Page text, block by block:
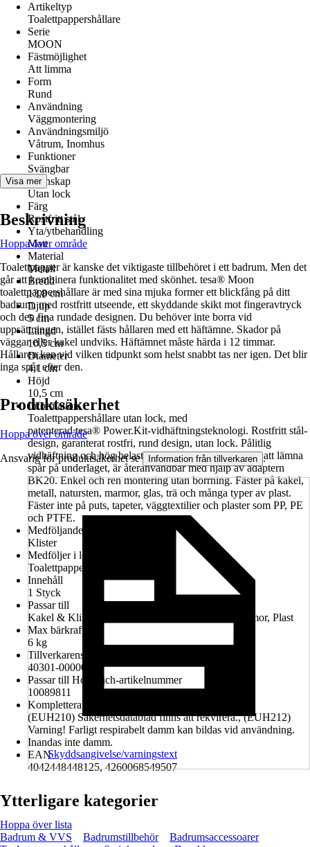
Artikeltyp
Toalettpappershållare
Serie
MOON
Fästmöjlighet
Att limma
Form
Rund
Användning
Väggmontering
Användningsmiljö
Våtrum, Inomhus
Funktioner
Svängbar
Egenskap
Utan lock
Färg
Rostfritt stål
Yta/ytbehandling
Matt
Material
Metall
Bredd
13,8 cm
Djup
5 cm
Längd
10,5 cm
Diameter
4,1 cm
Höjd
10,5 cm
Information
Toalettpappershållare utan lock, med
patenterad tesa® Power.Kit-vidhäftningsteknologi. Rostfritt stål-
design, garanterat rostfri, rund design, utan lock. Pålitlig
vidhäftning och hög belastbarhet. Kan avlägsnas utan att lämna
spår på underlaget, är återanvändbar med hjälp av adaptern
BK20. Enkel och ren montering utan borrning. Fäster på kakel,
metall, natursten, marmor, glas, trä och många typer av plast.
Fäster inte på puts, tapeter, väggtextilier och plaster som PP, PE
och PTFE.
Medföljande fästanordning
Klister
Medföljer i leveransen
Toalettpappershållare och fästkit
Innehåll
1 Styck
Passar till
Kakel & Klinker, Metall, Natursten, Glas, Trä, Marmor, Plast
Max bärkraft
6 kg
Tillverkarens artikelnummer
40301-00000-00
Passar till Hornbach-artikelnummer
10089811
Kompletterande faroinformation (EUH-fraser)
(EUH210) Säkerhetsdatablad finns att rekvirera., (EUH212)
Varning! Farligt respirabelt damm kan bildas vid användning.
Inandas inte damm.
EAN
4042448448125, 4260068549507
Visa mer
Beskrivning
Hoppa över område
Toalettpapper är kanske det viktigaste tillbehöret i ett badrum. Men det
går att kombinera funktionalitet med skönhet. tesa® Moon
toalettpappershållare är med sina mjuka former ett blickfång på ditt
badrum, med rostfritt utseende, ett skyddande skikt mot fingeravtryck
och den fina rundade designen. Du behöver inte borra vid
uppsättningen, istället fästs hållaren med ett häftämne. Skador på
väggar eller kakel undviks. Häftämnet måste härda i 12 timmar.
Hållaren kan vid vilken tidpunkt som helst snabbt tas ner igen. Det blir
inga spår efter den.
Produktsäkerhet
Hoppa över område
Ansvarig för produktsäkerhet se Information från tillverkaren .
Skyddsangivelse/varningstext
Ytterligare kategorier
Hoppa över lista
Badrum & VVS
Badrumstillbehör
Badrumsaccessoarer